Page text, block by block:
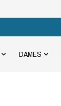
DAMES